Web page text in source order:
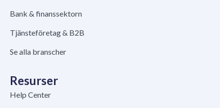
Bank & finanssektorn
Tjänsteföretag & B2B
Se alla branscher
Resurser
Help Center